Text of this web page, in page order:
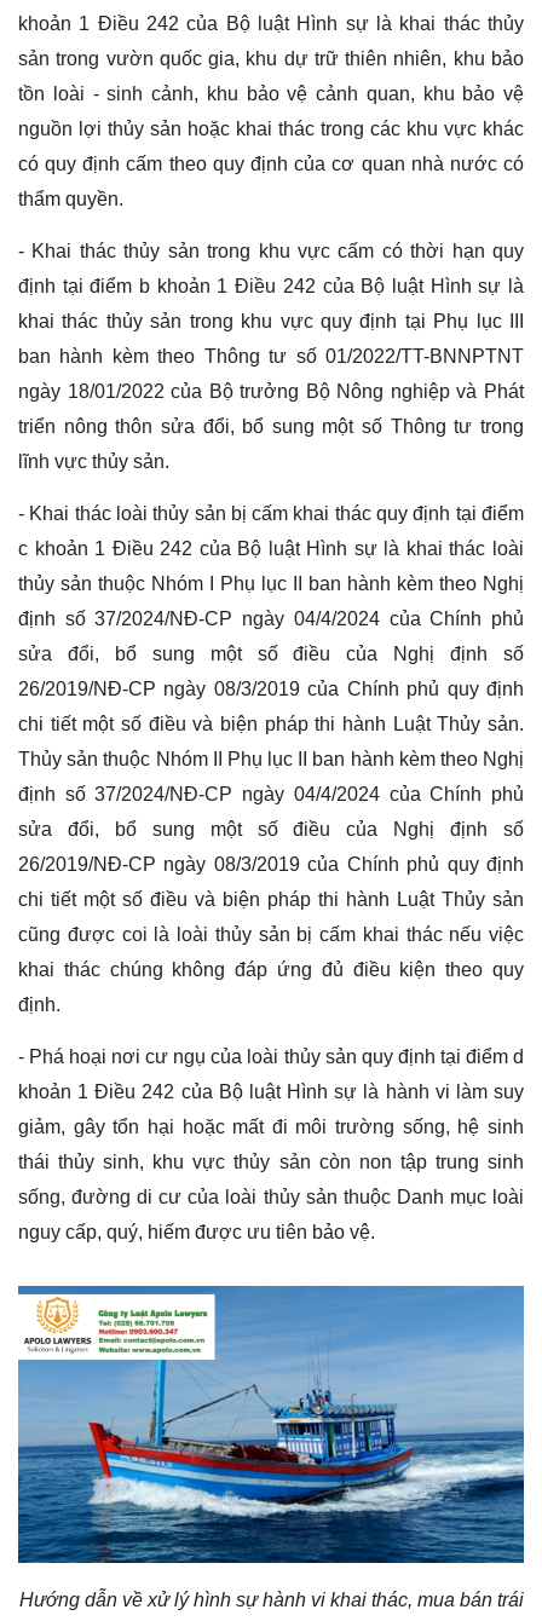
khoản 1 Điều 242 của Bộ luật Hình sự là khai thác thủy
sản trong vườn quốc gia, khu dự trữ thiên nhiên, khu bảo
tồn loài - sinh cảnh, khu bảo vệ cảnh quan, khu bảo vệ
nguồn lợi thủy sản hoặc khai thác trong các khu vực khác
có quy định cấm theo quy định của cơ quan nhà nước có
thẩm quyền.
- Khai thác thủy sản trong khu vực cấm có thời hạn quy
định tại điểm b khoản 1 Điều 242 của Bộ luật Hình sự là
khai thác thủy sản trong khu vực quy định tại Phụ lục III
ban hành kèm theo Thông tư số 01/2022/TT-BNNPTNT
ngày 18/01/2022 của Bộ trưởng Bộ Nông nghiệp và Phát
triển nông thôn sửa đổi, bổ sung một số Thông tư trong
lĩnh vực thủy sản.
- Khai thác loài thủy sản bị cấm khai thác quy định tại điểm
c khoản 1 Điều 242 của Bộ luật Hình sự là khai thác loài
thủy sản thuộc Nhóm I Phụ lục II ban hành kèm theo Nghị
định số 37/2024/NĐ-CP ngày 04/4/2024 của Chính phủ
sửa đổi, bổ sung một số điều của Nghị định số
26/2019/NĐ-CP ngày 08/3/2019 của Chính phủ quy định
chi tiết một số điều và biện pháp thi hành Luật Thủy sản.
Thủy sản thuộc Nhóm II Phụ lục II ban hành kèm theo Nghị
định số 37/2024/NĐ-CP ngày 04/4/2024 của Chính phủ
sửa đổi, bổ sung một số điều của Nghị định số
26/2019/NĐ-CP ngày 08/3/2019 của Chính phủ quy định
chi tiết một số điều và biện pháp thi hành Luật Thủy sản
cũng được coi là loài thủy sản bị cấm khai thác nếu việc
khai thác chúng không đáp ứng đủ điều kiện theo quy
định.
- Phá hoại nơi cư ngụ của loài thủy sản quy định tại điểm d
khoản 1 Điều 242 của Bộ luật Hình sự là hành vi làm suy
giảm, gây tổn hại hoặc mất đi môi trường sống, hệ sinh
thái thủy sinh, khu vực thủy sản còn non tập trung sinh
sống, đường di cư của loài thủy sản thuộc Danh mục loài
nguy cấp, quý, hiếm được ưu tiên bảo vệ.
Hướng dẫn về xử lý hình sự hành vi khai thác, mua bán trái